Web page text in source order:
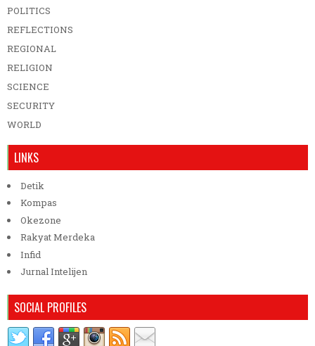
POLITICS
REFLECTIONS
REGIONAL
RELIGION
SCIENCE
SECURITY
WORLD
LINKS
Detik
Kompas
Okezone
Rakyat Merdeka
Infid
Jurnal Intelijen
SOCIAL PROFILES